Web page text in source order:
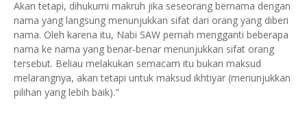
Akan tetapi, dihukumi makruh jika seseorang bernama dengan
nama yang langsung menunjukkan sifat dari orang yang diberi
nama. Oleh karena itu, Nabi SAW pernah mengganti beberapa
nama ke nama yang benar-benar menunjukkan sifat orang
tersebut. Beliau melakukan semacam itu bukan maksud
melarangnya, akan tetapi untuk maksud ikhtiyar (menunjukkan
pilihan yang lebih baik)."